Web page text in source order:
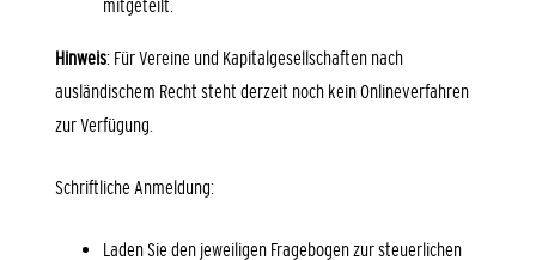
mitgeteilt.
Hinweis: Für Vereine und Kapitalgesellschaften nach
ausländischem Recht steht derzeit noch kein Onlineverfahren
zur Verfügung.
Schriftliche Anmeldung:
Laden Sie den jeweiligen Fragebogen zur steuerlichen